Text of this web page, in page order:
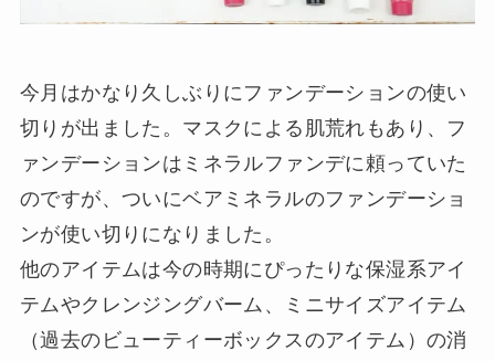
今月はかなり久しぶりにファンデーションの使い
切りが出ました。マスクによる肌荒れもあり、フ
ァンデーションはミネラルファンデに頼っていた
のですが、ついにベアミネラルのファンデーショ
ンが使い切りになりました。
他のアイテムは今の時期にぴったりな保湿系アイ
テムやクレンジングバーム、ミニサイズアイテム
（過去のビューティーボックスのアイテム）の消